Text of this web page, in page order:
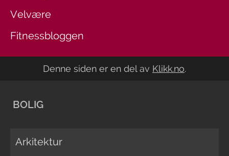
Velvære
Fitnessbloggen
Denne siden er en del av Klikk.no.
BOLIG
Arkitektur